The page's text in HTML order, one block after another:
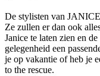
De stylisten van
Ze zullen er dan ook
Janice te laten zien en
gelegenheid een
je op vakantie of heb je
to the rescue.